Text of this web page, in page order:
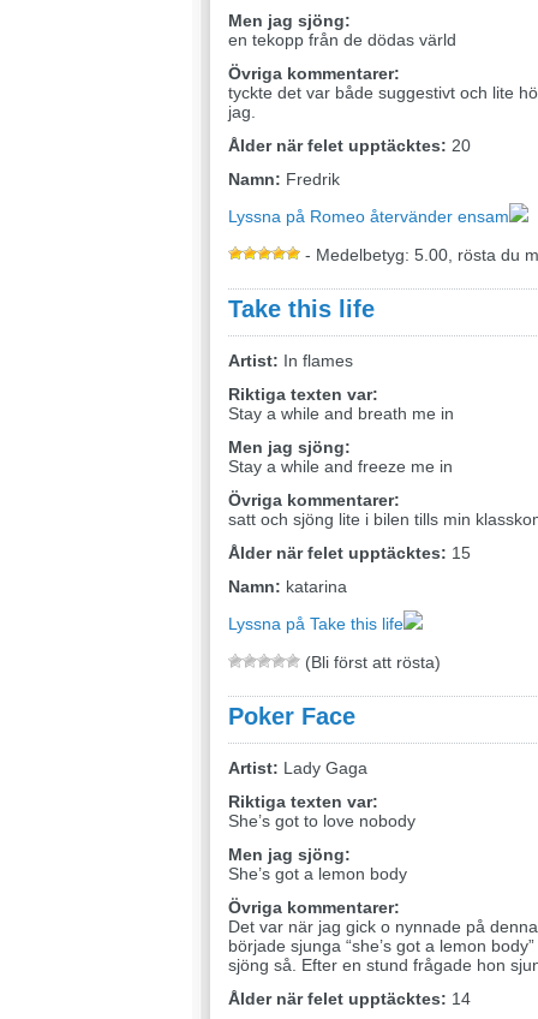
Men jag sjöng:
en tekopp från de dödas värld
Övriga kommentarer:
tyckte det var både suggestivt och lite
jag.
Ålder när felet upptäcktes: 20
Namn: Fredrik
Lyssna på Romeo återvänder ensam
- Medelbetyg: 5.00, rösta du
Take this life
Artist: In flames
Riktiga texten var:
Stay a while and breath me in
Men jag sjöng:
Stay a while and freeze me in
Övriga kommentarer:
satt och sjöng lite i bilen tills min
Ålder när felet upptäcktes: 15
Namn: katarina
Lyssna på Take this life
(Bli först att rösta)
Poker Face
Artist: Lady Gaga
Riktiga texten var:
She’s got to love nobody
Men jag sjöng:
She’s got a lemon body
Övriga kommentarer:
Det var när jag gick o nynnade på
började sjunga “she’s got a lemon
sjöng så. Efter en stund frågade hon
Ålder när felet upptäcktes: 14